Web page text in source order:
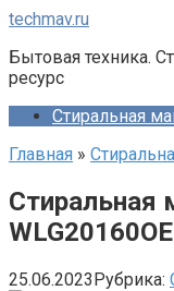
Перейти
контенту
techmav.ru
Бытовая техника.
ресурс
Стиральная
Главная »
Стиральная
WLG20160OE
25.06.2023Рубрика: